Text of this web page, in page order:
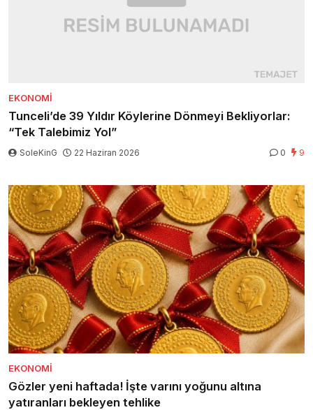
EKONOMI
Tunceli’de 39 Yıldır Köylerine Dönmeyi Bekliyorlar:
“Tek Talebimiz Yol”
SoleKinG 22 Haziran 2026 0 9
EKONOMI
Gözler yeni haftada! İşte varını yoğunu altına
yatıranları bekleyen tehlike